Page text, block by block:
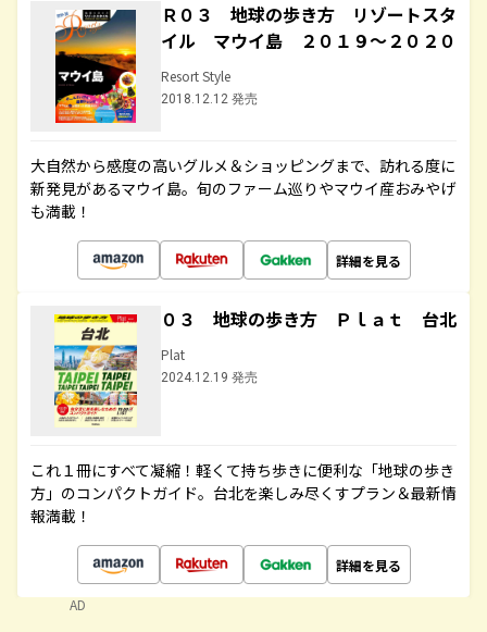
Ｒ０３ 地球の歩き方 リゾートスタ
イル マウイ島 ２０１９～２０２０
Resort Style
2018.12.12 発売
大自然から感度の高いグルメ＆ショッピングまで、訪れる度に
新発見があるマウイ島。旬のファーム巡りやマウイ産おみやげ
も満載！
詳細を見る
０３ 地球の歩き方 Ｐｌａｔ 台北
Plat
2024.12.19 発売
これ１冊にすべて凝縮！軽くて持ち歩きに便利な「地球の歩き
方」のコンパクトガイド。台北を楽しみ尽くすプラン＆最新情
報満載！
詳細を見る
AD